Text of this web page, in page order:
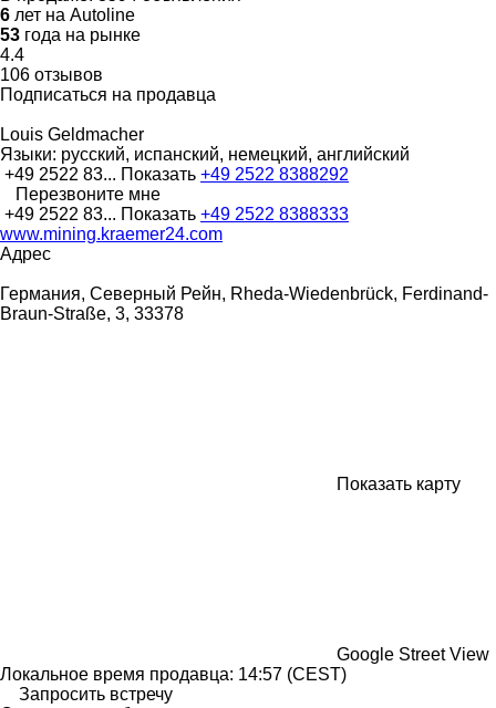
6 лет на Autoline
53 года на рынке
4.4
106 отзывов
Подписаться на продавца
Louis Geldmacher
Языки: русский, испанский, немецкий, английский
+49 2522 83... Показать +49 2522 8388292
Перезвоните мне
+49 2522 83... Показать +49 2522 8388333
www.mining.kraemer24.com
Адрес
Германия, Северный Рейн, Rheda-Wiedenbrück, Ferdinand-
Braun-Straße, 3, 33378
Показать карту
Google Street View
Локальное время продавца: 14:57 (CEST)
Запросить встречу